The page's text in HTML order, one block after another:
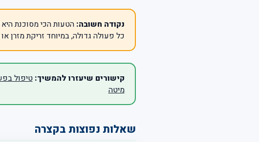
נקודה חשובה: הטעות הכי מסוכנת
כל פעולה גדולה, במיוחד זריקת מזרן
קישורים שיעזרו להמשיך: טיפול
מיטה
שאלות נפוצות בקצרה